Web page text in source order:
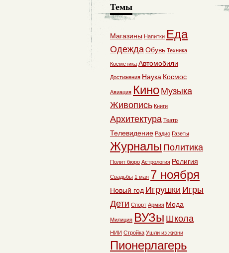
Темы
Магазины Напитки Еда
ОдеждаОбувь Техника
Косметика Автомобили
Достижения Наука Космос
Авиация Кино Музыка
Живопись Книги
Архитектура Театр
Телевидение Радио Газеты
Журналы Политика
Полит бюро Астрология Религия
Свадьбы 1 мая 7 ноября
Новый год Игрушки Игры
Дети Спорт Армия Мода
Милиция ВУЗы Школа
НИИ Стройка Ушли из жизни
Пионерлагерь